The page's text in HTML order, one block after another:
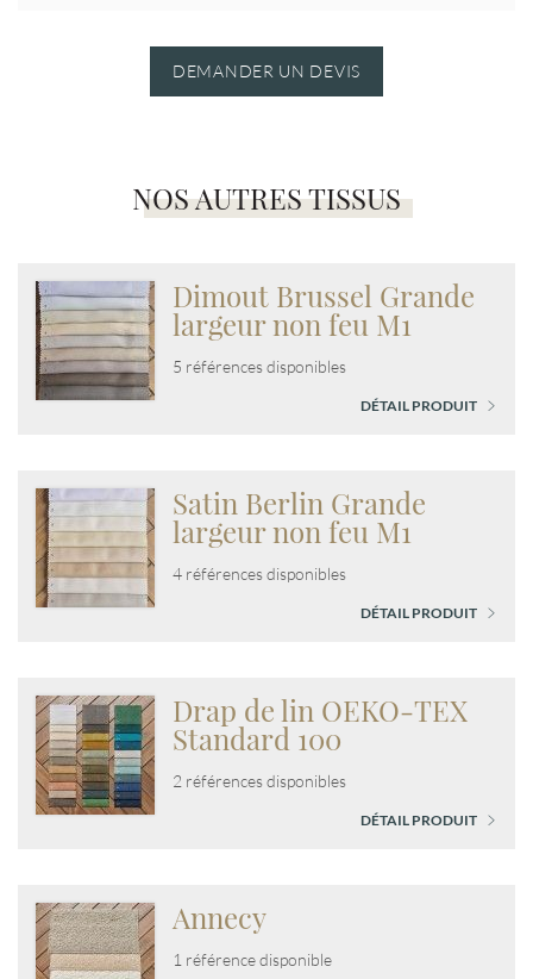
DEMANDER UN DEVIS
NOS AUTRES TISSUS
Dimout Brussel Grande
largeur non feu M1
5 références disponibles
DÉTAIL PRODUIT
Satin Berlin Grande
largeur non feu M1
4 références disponibles
DÉTAIL PRODUIT
Drap de lin OEKO-TEX
Standard 100
2 références disponibles
DÉTAIL PRODUIT
Annecy
1 référence disponible